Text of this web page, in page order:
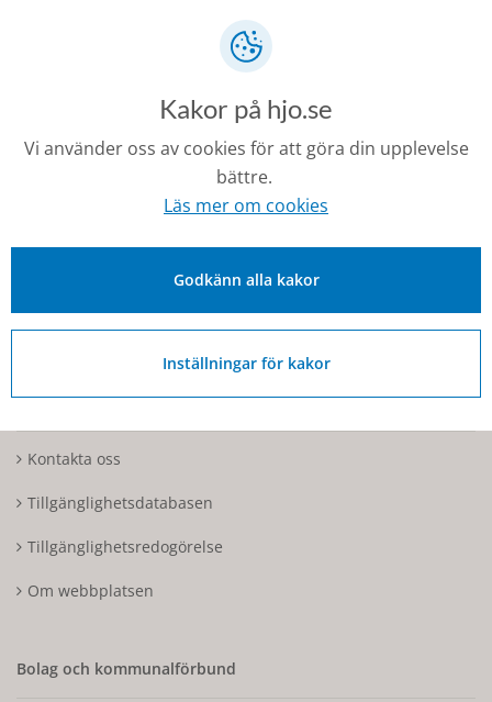
Fakturaadress: Box 97, 544 22 Hjo
Organisationsnummer: 212000-1728
Om Hjo och webbplatsen
Kontakta oss
Tillgänglighetsdatabasen
Tillgänglighetsredogörelse
Om webbplatsen
Bolag och kommunalförbund
Kakor på hjo.se
Vi använder oss av cookies för att göra din upplevelse
bättre.
Läs mer om cookies
Godkänn alla kakor
Inställningar för kakor